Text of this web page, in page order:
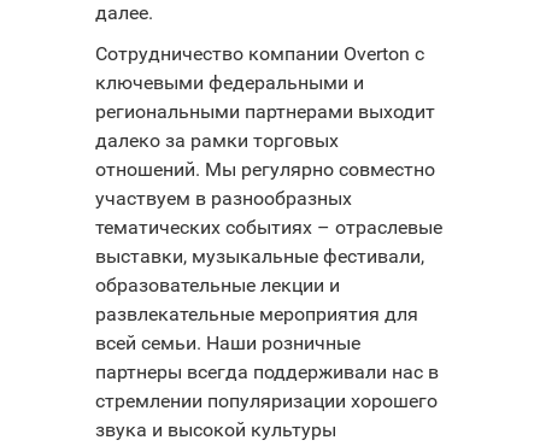
далее.
Сотрудничество компании Overton с
ключевыми федеральными и
региональными партнерами выходит
далеко за рамки торговых
отношений. Мы регулярно совместно
участвуем в разнообразных
тематических событиях – отраслевые
выставки, музыкальные фестивали,
образовательные лекции и
развлекательные мероприятия для
всей семьи. Наши розничные
партнеры всегда поддерживали нас в
стремлении популяризации хорошего
звука и высокой культуры